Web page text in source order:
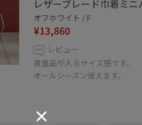
レザーブレード巾着ミニ
オフホワイト / F
¥13,860
レビュー
貴重品が入るサイズ感です。
オールシーズン使えます。